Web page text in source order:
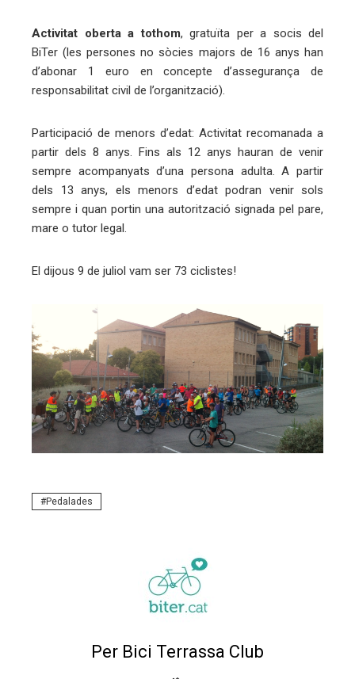
Activitat oberta a tothom, gratuïta per a socis del
BiTer (les persones no sòcies majors de 16 anys han
d’abonar 1 euro en concepte d’assegurança de
responsabilitat civil de l’organització).
Participació de menors d’edat: Activitat recomanada a
partir dels 8 anys. Fins als 12 anys hauran de venir
sempre acompanyats d’una persona adulta. A partir
dels 13 anys, els menors d’edat podran venir sols
sempre i quan portin una autorització signada pel pare,
mare o tutor legal.
El dijous 9 de juliol vam ser 73 ciclistes!
Pedalades
Per Bici Terrassa Club